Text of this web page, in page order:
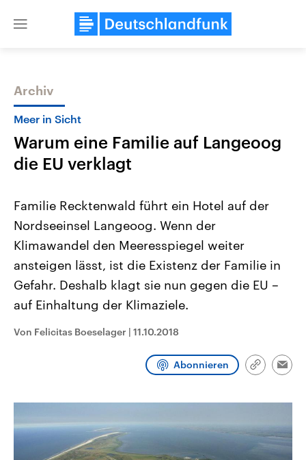
Close
Themen
Landtagswahl Sachsen-Anhalt
2026
Alle Informationen
Sachsen-Anhalt wählt am 6.
September 2026 einen neuen
Landtag. Seit 2021 wird das
Bundesland von einer Koalition aus
CDU, SPD und FDP regiert.-
Umfragen, Prognosen,
Wahlprogramme, aktuelle Berichte
und Kandidaten der anstehenden
USA
Aktuelle Beiträge,
Hintergründe
Wirtschaftlich und
gehören die Vereinigten
den mächtigsten Ländern
mit großem Einfluss auf
Archiv
Meer in Sicht
Warum eine Familie auf Langeoog
die EU verklagt
Familie Recktenwald führt ein Hotel auf der
Nordseeinsel Langeoog. Wenn der
Klimawandel den Meeresspiegel weiter
ansteigen lässt, ist die Existenz der Familie in
Gefahr. Deshalb klagt sie nun gegen die EU –
auf Einhaltung der Klimaziele.
Von Felicitas Boeselager | 11.10.2018
Abonnieren
Link